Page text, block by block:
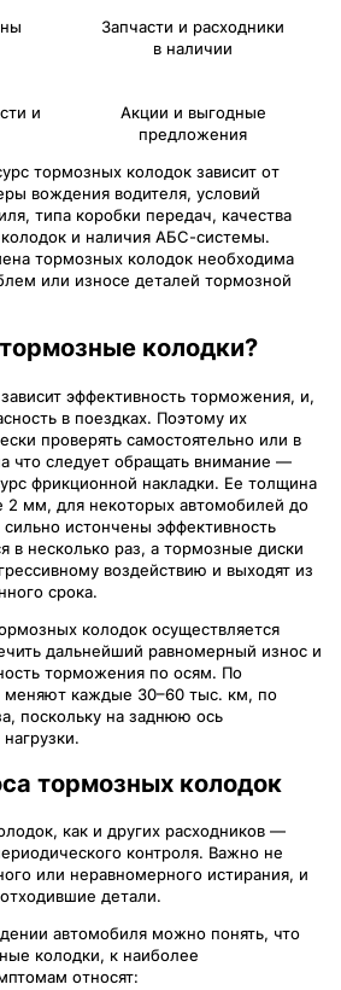
Запчасти и расходники
в наличии
и
Акции и выгодные
предложения
тормозных колодок зависит от
вождения водителя, условий
типа коробки передач, качества
колодок и наличия АБС-системы.
тормозных колодок необходима
или износе деталей тормозной
колодки?
эффективность торможения, и,
в поездках. Поэтому их
проверять самостоятельно или в
что следует обращать внимание —
фрикционной накладки. Ее толщина
мм, для некоторых автомобилей до
истончены эффективность
в несколько раз, а тормозные диски
воздействию и выходят из
срока.
колодок осуществляется
дальнейший равномерный износ и
торможения по осям. По
меняют каждые 30–60 тыс. км, по
поскольку на заднюю ось
тормозных колодок
как и других расходников —
контроля. Важно не
или неравномерного истирания, и
детали.
автомобиля можно понять, что
колодки, к наиболее
относят: